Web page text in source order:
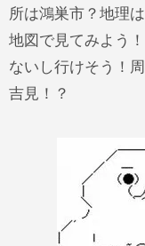
所は鴻巣市？地理
地図で見てみよう
ないし行けそう！
吉見！？